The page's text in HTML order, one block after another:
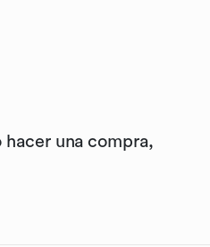
hacer una compra,